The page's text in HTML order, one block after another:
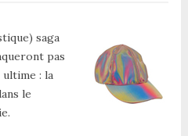
saga
pas
: la
le